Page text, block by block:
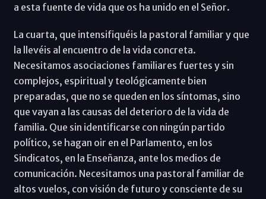
a esta fuente de vida que os ha unido en el Señor.
La cuarta, que intensifiquéis la pastoral familiar y que
la llevéis al encuentro de la vida concreta.
Necesitamos asociaciones familiares fuertes y sin
complejos, espiritual y teológicamente bien
preparadas, que no se queden en los síntomas, sino
que vayan a las causas del deterioro de la vida de
familia. Que sin identificarse con ningún partido
político, se hagan oir en el Parlamento, en los
Sindicatos, en la Enseñanza, ante los medios de
comunicación. Necesitamos una pastoral familiar de
altos vuelos, con visión de futuro y consciente de su